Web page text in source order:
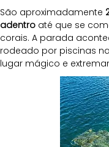
São aproximadamente
adentro até que se
corais. A parada
rodeado por piscinas
lugar mágico e